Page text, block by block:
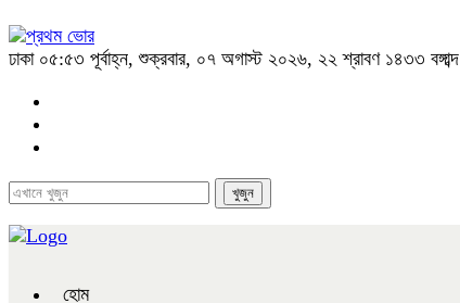
ঢাকা ০৫:৫৩ পূর্বাহ্ন, শুক্রবার, ০৭ অগাস্ট ২০২৬, ২২ শ্রাবণ ১৪৩৩ বঙ্গাব্দ
হোম